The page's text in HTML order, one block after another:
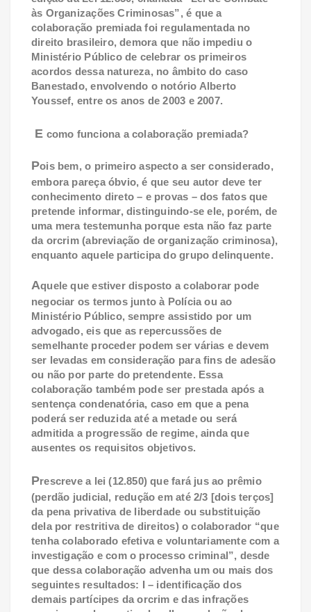
às Organizações Criminosas”, é que a
colaboração premiada foi regulamentada no
direito brasileiro, demora que não impediu o
Ministério Público de celebrar os primeiros
acordos dessa natureza, no âmbito do caso
Banestado, envolvendo o notório Alberto
Youssef, entre os anos de 2003 e 2007.
E como funciona a colaboração premiada?
Pois bem, o primeiro aspecto a ser considerado,
embora pareça óbvio, é que seu autor deve ter
conhecimento direto – e provas – dos fatos que
pretende informar, distinguindo-se ele, porém, de
uma mera testemunha porque esta não faz parte
da orcrim (abreviação de organização criminosa),
enquanto aquele participa do grupo delinquente.
Aquele que estiver disposto a colaborar pode
negociar os termos junto à Polícia ou ao
Ministério Público, sempre assistido por um
advogado, eis que as repercussões de
semelhante proceder podem ser várias e devem
ser levadas em consideração para fins de adesão
ou não por parte do pretendente. Essa
colaboração também pode ser prestada após a
sentença condenatória, caso em que a pena
poderá ser reduzida até a metade ou será
admitida a progressão de regime, ainda que
ausentes os requisitos objetivos.
Prescreve a lei (12.850) que fará jus ao prêmio
(perdão judicial, redução em até 2/3 [dois terços]
da pena privativa de liberdade ou substituição
dela por restritiva de direitos) o colaborador “que
tenha colaborado efetiva e voluntariamente com a
investigação e com o processo criminal”, desde
que dessa colaboração advenha um ou mais dos
seguintes resultados: I – identificação dos
demais partícipes da orcrim e das infrações